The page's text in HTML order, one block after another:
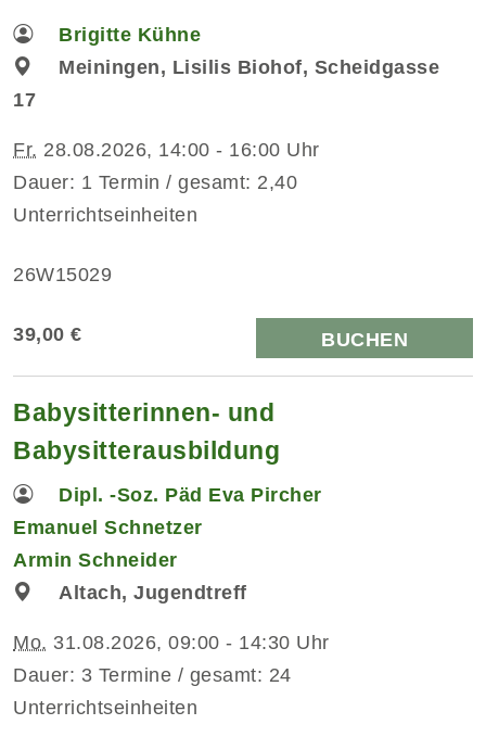
Brigitte Kühne
Meiningen, Lisilis Biohof, Scheidgasse
17
Fr. 28.08.2026, 14:00 - 16:00 Uhr
Dauer: 1 Termin / gesamt: 2,40
Unterrichtseinheiten
26W15029
39,00 € BUCHEN
Babysitterinnen- und
Babysitterausbildung
Dipl. -Soz. Päd Eva Pircher
Emanuel Schnetzer
Armin Schneider
Altach, Jugendtreff
Mo. 31.08.2026, 09:00 - 14:30 Uhr
Dauer: 3 Termine / gesamt: 24
Unterrichtseinheiten